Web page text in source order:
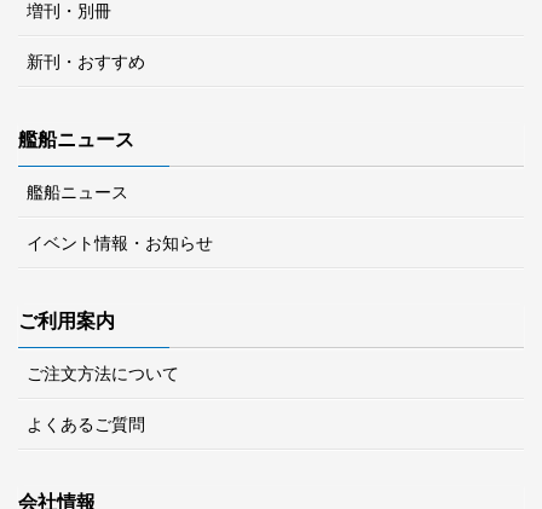
増刊・別冊
新刊・おすすめ
艦船ニュース
艦船ニュース
イベント情報・お知らせ
ご利用案内
ご注文方法について
よくあるご質問
会社情報